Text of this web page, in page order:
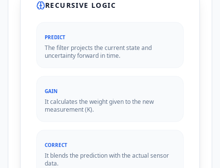
RECURSIVE LOGIC
PREDICT
The filter projects the current state and
uncertainty forward in time.
GAIN
It calculates the weight given to the new
measurement (K).
CORRECT
It blends the prediction with the actual sensor
data.